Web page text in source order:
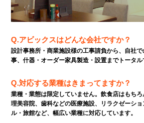
Q.アビックスはどんな会社ですか？
設計事務所・商業施設様の工事請負から、自社
事、什器・オーダー家具製造・設置までトータル
Q.対応する業種はきまってますか？
業種・業態は限定していません。飲食店はもち
理美容院、歯科などの医療施設、リラクゼーシ
ル・旅館など、幅広い業種に対応しています。